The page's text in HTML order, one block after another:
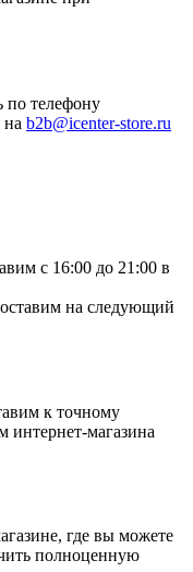
по телефону
на b2b@icenter-store.ru
с 16:00 до 21:00 в
на следующий
к точному
интернет-магазина
где вы можете
полноценную